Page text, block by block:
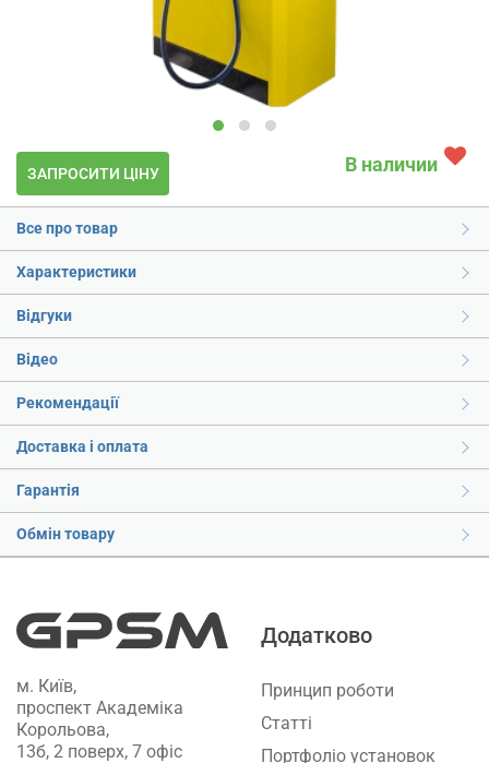
ЗАПРОСИТИ ЦІНУ В наличии
Все про товар
Характеристики
Відгуки
Відео
Рекомендації
Доставка і оплата
Гарантія
Обмін товару
м. Київ,
проспект Академіка
Корольова,
13б, 2 поверх, 7 офіс
Додатково
Принцип роботи
Статті
Портфоліо установок